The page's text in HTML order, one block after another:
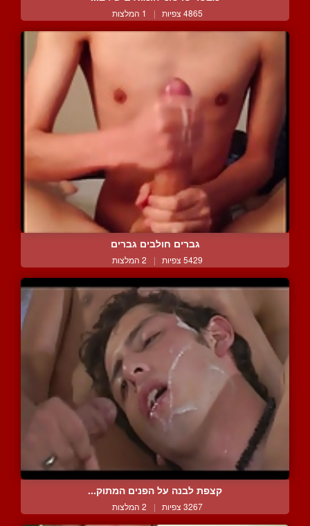
4865 צפיות | 1 המלצות
גברים חולבים גברים
5429 צפיות | 2 המלצות
קצפת לבנה על הפנים המתוק...
3267 צפיות | 2 המלצות